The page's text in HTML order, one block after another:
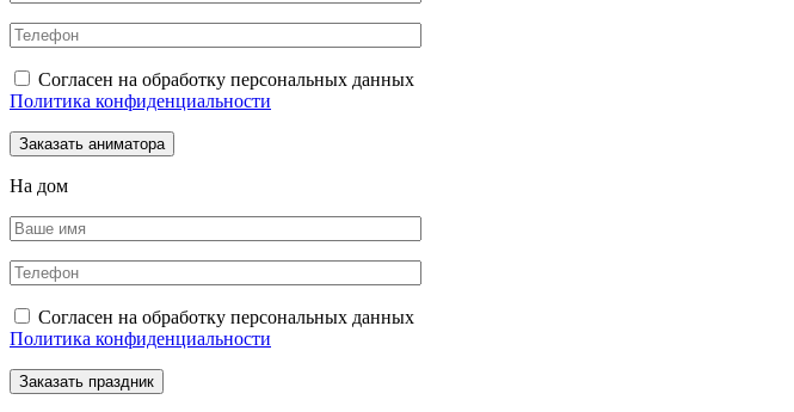
Согласен на обработку персональных данных
Политика конфиденциальности
На дом
Согласен на обработку персональных данных
Политика конфиденциальности